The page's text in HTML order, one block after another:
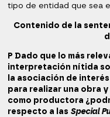
tipo de entidad que sea
Contenido de la
P Dado que lo más
interpretación nítida
la asociación de
para realizar una obra
como productora
respecto a las Special